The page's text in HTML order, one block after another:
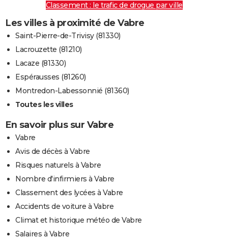
Classement : le trafic de drogue par ville
Les villes à proximité de Vabre
Saint-Pierre-de-Trivisy (81330)
Lacrouzette (81210)
Lacaze (81330)
Espérausses (81260)
Montredon-Labessonnié (81360)
Toutes les villes
En savoir plus sur Vabre
Vabre
Avis de décès à Vabre
Risques naturels à Vabre
Nombre d'infirmiers à Vabre
Classement des lycées à Vabre
Accidents de voiture à Vabre
Climat et historique météo de Vabre
Salaires à Vabre